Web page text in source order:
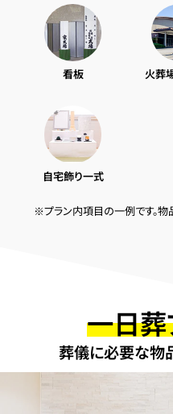
看板 火葬
自宅飾り一式
※プラン内項目の一例です。物
一日葬
葬儀に必要な物